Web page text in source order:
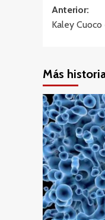
de
Anterior:
Kaley
Más